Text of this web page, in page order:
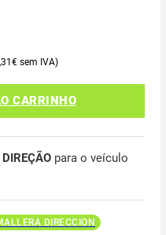
€
CARRINHO
para o veículo
DIRECCION